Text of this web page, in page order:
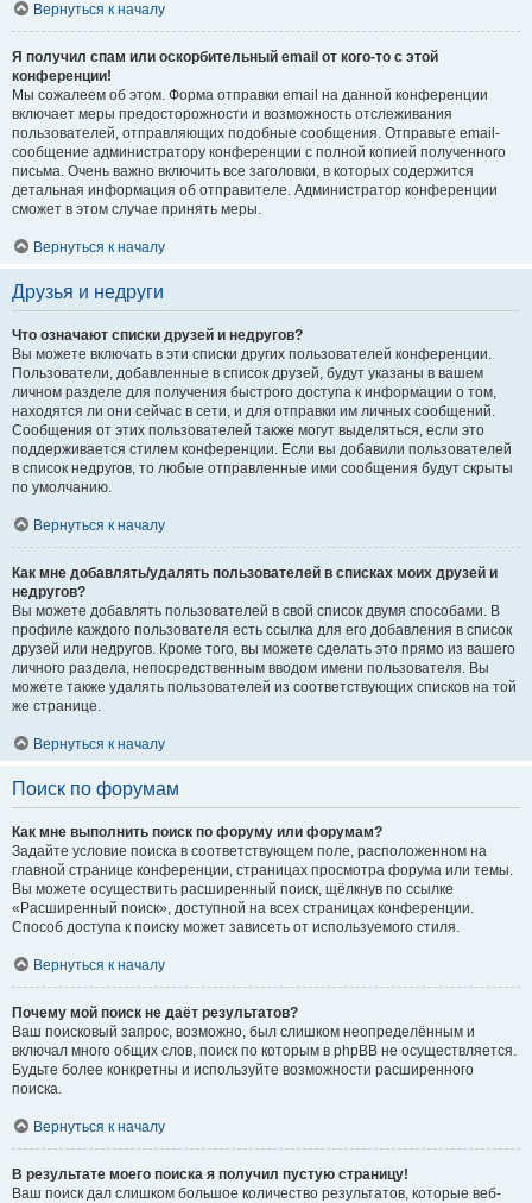
Вернуться к началу
Я получил спам или оскорбительный email от кого-то с этой
конференции!
Мы сожалеем об этом. Форма отправки email на данной конференции
включает меры предосторожности и возможность отслеживания
пользователей, отправляющих подобные сообщения. Отправьте email-
сообщение администратору конференции с полной копией полученного
письма. Очень важно включить все заголовки, в которых содержится
детальная информация об отправителе. Администратор конференции
сможет в этом случае принять меры.
Вернуться к началу
Друзья и недруги
Что означают списки друзей и недругов?
Вы можете включать в эти списки других пользователей конференции.
Пользователи, добавленные в список друзей, будут указаны в вашем
личном разделе для получения быстрого доступа к информации о том,
находятся ли они сейчас в сети, и для отправки им личных сообщений.
Сообщения от этих пользователей также могут выделяться, если это
поддерживается стилем конференции. Если вы добавили пользователей
в список недругов, то любые отправленные ими сообщения будут скрыты
по умолчанию.
Вернуться к началу
Как мне добавлять/удалять пользователей в списках моих друзей и
недругов?
Вы можете добавлять пользователей в свой список двумя способами. В
профиле каждого пользователя есть ссылка для его добавления в список
друзей или недругов. Кроме того, вы можете сделать это прямо из вашего
личного раздела, непосредственным вводом имени пользователя. Вы
можете также удалять пользователей из соответствующих списков на той
же странице.
Вернуться к началу
Поиск по форумам
Как мне выполнить поиск по форуму или форумам?
Задайте условие поиска в соответствующем поле, расположенном на
главной странице конференции, страницах просмотра форума или темы.
Вы можете осуществить расширенный поиск, щёлкнув по ссылке
«Расширенный поиск», доступной на всех страницах конференции.
Способ доступа к поиску может зависеть от используемого стиля.
Вернуться к началу
Почему мой поиск не даёт результатов?
Ваш поисковый запрос, возможно, был слишком неопределённым и
включал много общих слов, поиск по которым в phpBB не осуществляется.
Будьте более конкретны и используйте возможности расширенного
поиска.
Вернуться к началу
В результате моего поиска я получил пустую страницу!
Ваш поиск дал слишком большое количество результатов, которые веб-